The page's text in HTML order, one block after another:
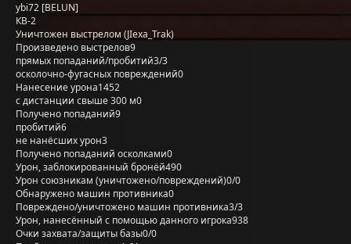
ybi72 [BELUN]
КВ-2
Уничтожен выстрелом (JIexa_Trak)
Произведено выстрелов9
прямых попаданий/пробитий3/3
осколочно-фугасных повреждений0
Нанесение урона1452
с дистанции свыше 300 м0
Получено попаданий9
пробитий6
не нанёсших урон3
Получено попаданий осколками0
Урон, заблокированный бронёй490
Урон союзникам (уничтожено/повреждений)0/0
Обнаружено машин противника0
Повреждено/уничтожено машин противника3/3
Урон, нанесённый с помощью данного игрока938
Очки захвата/защиты базы0/0